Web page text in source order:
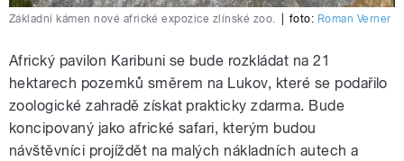
Základní kámen nové africké expozice zlínské zoo. foto: Roman Verner
Africký pavilon Karibuni se bude rozkládat na 21
hektarech pozemků směrem na Lukov, které se podařilo
zoologické zahradě získat prakticky zdarma. Bude
koncipovaný jako africké safari, kterým budou
návštěvníci projíždět na malých nákladních autech a